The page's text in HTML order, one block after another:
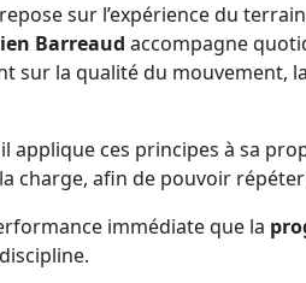
sur l’expérience du
Barreaud accompagne
sur la qualité du mouvement,
applique ces principes à sa
charge, afin de pouvoir répéter
immédiate que la